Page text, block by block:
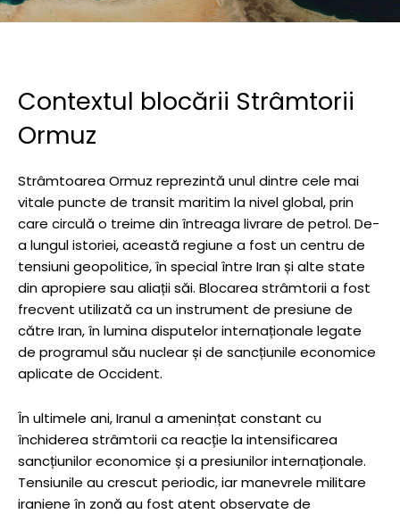
Contextul blocării Strâmtorii
Ormuz
Strâmtoarea Ormuz reprezintă unul dintre cele mai
vitale puncte de transit maritim la nivel global, prin
care circulă o treime din întreaga livrare de petrol. De-
a lungul istoriei, această regiune a fost un centru de
tensiuni geopolitice, în special între Iran și alte state
din apropiere sau aliații săi. Blocarea strâmtorii a fost
frecvent utilizată ca un instrument de presiune de
către Iran, în lumina disputelor internaționale legate
de programul său nuclear și de sancțiunile economice
aplicate de Occident.
În ultimele ani, Iranul a amenințat constant cu
închiderea strâmtorii ca reacție la intensificarea
sancțiunilor economice și a presiunilor internaționale.
Tensiunile au crescut periodic, iar manevrele militare
iraniene în zonă au fost atent observate de